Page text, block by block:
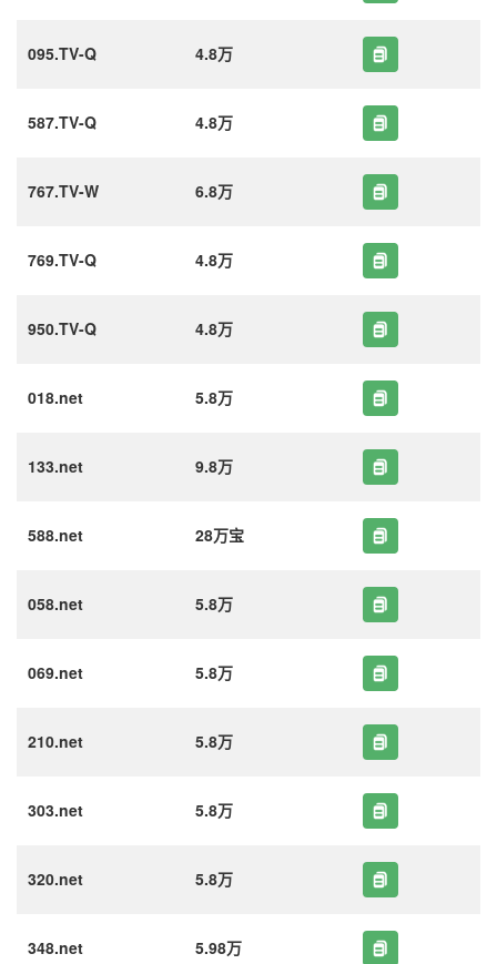
095.TV-Q 4.8万
587.TV-Q 4.8万
767.TV-W 6.8万
769.TV-Q 4.8万
950.TV-Q 4.8万
018.net 5.8万
133.net 9.8万
588.net 28万宝
058.net 5.8万
069.net 5.8万
210.net 5.8万
303.net 5.8万
320.net 5.8万
348.net 5.98万